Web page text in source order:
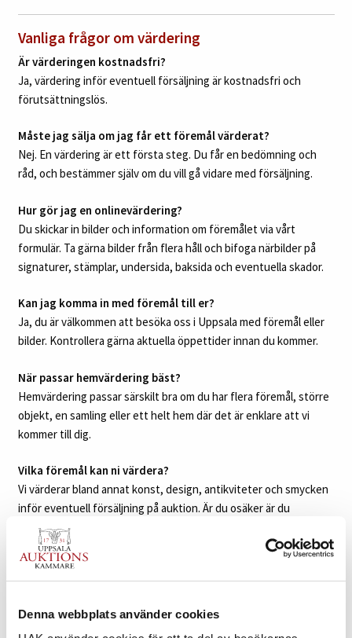
Denna webbplats använder cookies
Vanliga frågor om värdering
Är värderingen kostnadsfri?
Ja, värdering inför eventuell försäljning är kostnadsfri och
förutsättningslös.
Måste jag sälja om jag får ett föremål värderat?
Nej. En värdering är ett första steg. Du får en bedömning och
råd, och bestämmer själv om du vill gå vidare med försäljning.
Hur gör jag en onlinevärdering?
Du skickar in bilder och information om föremålet via vårt
formulär. Ta gärna bilder från flera håll och bifoga närbilder på
signaturer, stämplar, undersida, baksida och eventuella skador.
Kan jag komma in med föremål till er?
Ja, du är välkommen att besöka oss i Uppsala med föremål eller
bilder. Kontrollera gärna aktuella öppettider innan du kommer.
När passar hemvärdering bäst?
Hemvärdering passar särskilt bra om du har flera föremål, större
objekt, en samling eller ett helt hem där det är enklare att vi
kommer till dig.
Vilka föremål kan ni värdera?
Vi värderar bland annat konst, design, antikviteter och smycken
inför eventuell försäljning på auktion. Är du osäker är du
välkommen att kontakta oss.
VÄRDERA FÖREMÅL